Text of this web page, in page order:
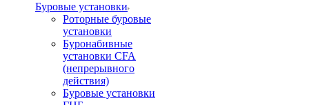
Буровые установки
Роторные буровые
установки
Буронабивные
установки CFA
(непрерывного
действия)
Буровые установки